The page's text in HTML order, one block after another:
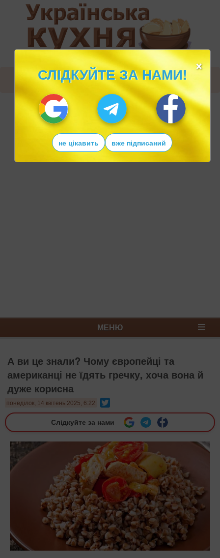
МЕНЮ
А ви це знали? Чому європейці та
американці не їдять гречку, хоча вона й
дуже корисна
понеділок, 14 квітень 2025, 6:22
Слідкуйте за нами
×
СЛІДКУЙТЕ ЗА НАМИ!
не цікавить вже підписаний